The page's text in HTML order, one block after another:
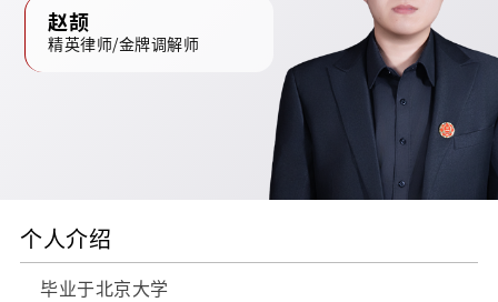
赵颉
精英律师/金牌调解师
个人介绍
毕业于北京大学